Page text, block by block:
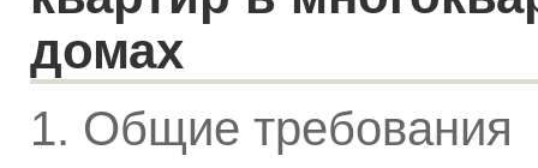
домах
1. Общие требования